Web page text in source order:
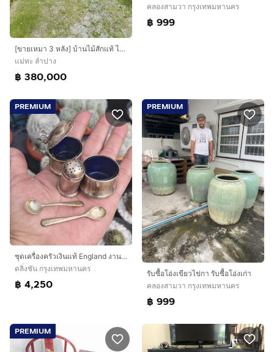
[ขายเหมา 3 หลัง] บ้านไม้สักแท้ ไม้เก่าสะสม เสาใหญ่ บันไดไม้แผ่นเดียว
แม่ทะ ลำปาง
฿ 380,000
คลองสามวา กรุงเทพมหานคร
฿ 999
PREMIUM
ชุดเครื่องครัวเงินแท้​ England​ งานเก่า​ หายากมากๆ​ ราคาแบ่งปันครับ
ตลิ่งชัน กรุงเทพมหานคร
฿ 4,250
PREMIUM
รับซื้อโอ่งเขียวไข่กา รับซื้อโอ่งเก่า
คลองสามวา กรุงเทพมหานคร
฿ 999
PREMIUM